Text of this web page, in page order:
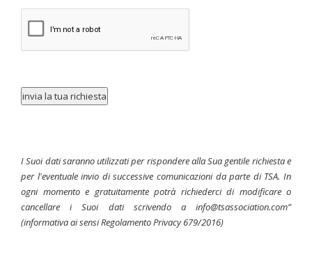
invia la tua richiesta
I Suoi dati saranno utilizzati per rispondere alla Sua gentile richiesta e
per l'eventuale invio di successive comunicazioni da parte di TSA. In
ogni momento e gratuitamente potrà richiederci di modificare o
cancellare i Suoi dati scrivendo a info@tsassociation.com”
(informativa ai sensi Regolamento Privacy 679/2016)